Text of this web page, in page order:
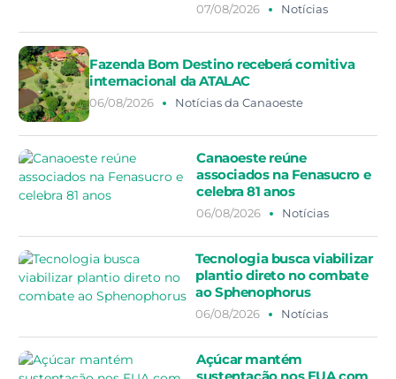
07/08/2026 Notícias
Fazenda Bom Destino receberá comitiva
internacional da ATALAC
06/08/2026 Notícias da Canaoeste
Canaoeste reúne
associados na Fenasucro e
celebra 81 anos
06/08/2026 Notícias
Tecnologia busca viabilizar
plantio direto no combate
ao Sphenophorus
06/08/2026 Notícias
Açúcar mantém